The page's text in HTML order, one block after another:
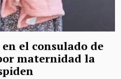
el consulado de
maternidad la